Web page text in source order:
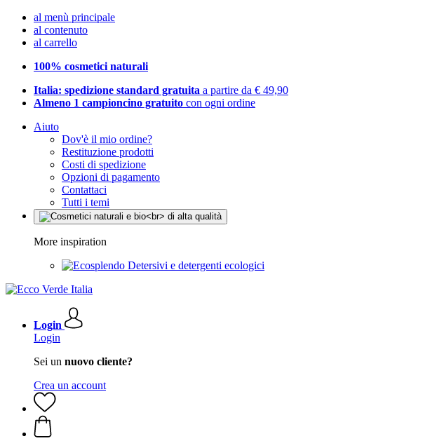
al menù principale
al contenuto
al carrello
100% cosmetici naturali
Italia: spedizione standard gratuita a partire da € 49,90
Almeno 1 campioncino gratuito con ogni ordine
Aiuto
Dov'è il mio ordine?
Restituzione prodotti
Costi di spedizione
Opzioni di pagamento
Contattaci
Tutti i temi
More inspiration
Detersivi e detergenti ecologici
Login
Login
Sei un nuovo cliente?
Crea un account